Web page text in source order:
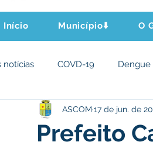
Início Município⬇️ O
notícias COVD-19 Dengue
Infraestrutura e Obras
Prefeito
ASCOM 17 de jun. de